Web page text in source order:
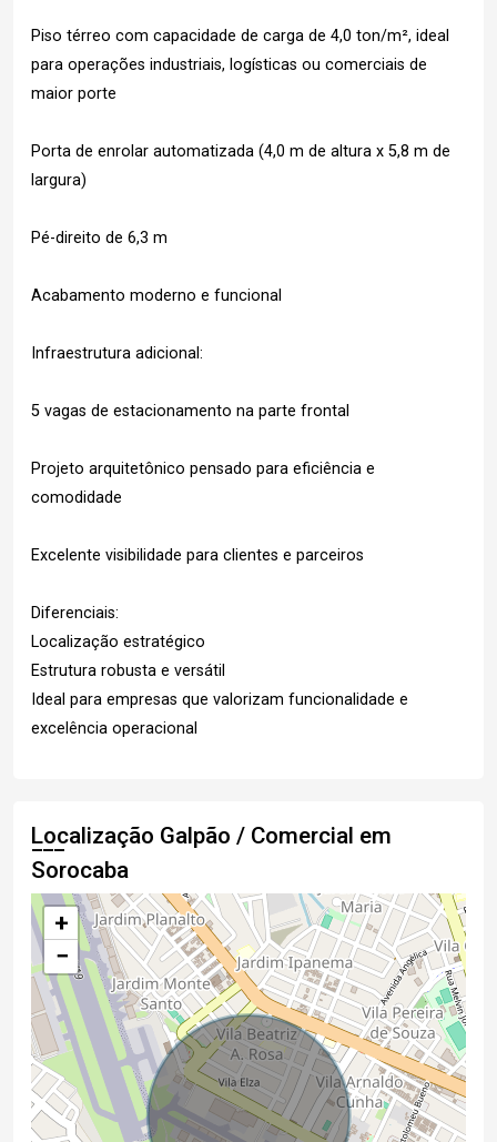
Piso térreo com capacidade de carga de 4,0 ton/m², ideal
para operações industriais, logísticas ou comerciais de
maior porte
Porta de enrolar automatizada (4,0 m de altura x 5,8 m de
largura)
Pé-direito de 6,3 m
Acabamento moderno e funcional
Infraestrutura adicional:
5 vagas de estacionamento na parte frontal
Projeto arquitetônico pensado para eficiência e
comodidade
Excelente visibilidade para clientes e parceiros
Diferenciais:
Localização estratégico
Estrutura robusta e versátil
Ideal para empresas que valorizam funcionalidade e
excelência operacional
Localização Galpão / Comercial em
Sorocaba
+
−